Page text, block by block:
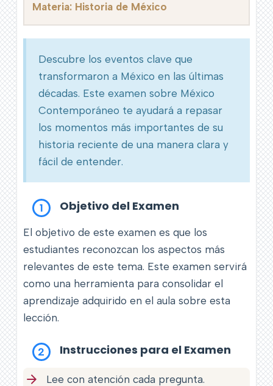
Materia: Historia de México
Descubre los eventos clave que
transformaron a México en las últimas
décadas. Este examen sobre México
Contemporáneo te ayudará a repasar
los momentos más importantes de su
historia reciente de una manera clara y
fácil de entender.
1 Objetivo del Examen
El objetivo de este examen es que los
estudiantes reconozcan los aspectos más
relevantes de este tema. Este examen servirá
como una herramienta para consolidar el
aprendizaje adquirido en el aula sobre esta
lección.
2 Instrucciones para el Examen
Lee con atención cada pregunta.